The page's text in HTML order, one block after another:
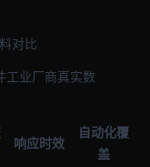
对比
工业厂商真实数
响应时效
自动化覆
盖